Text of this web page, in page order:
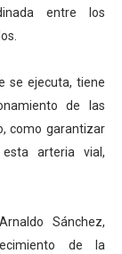
entre los
se ejecuta, tiene
de las
como garantizar
arteria vial,
Sánchez,
de la